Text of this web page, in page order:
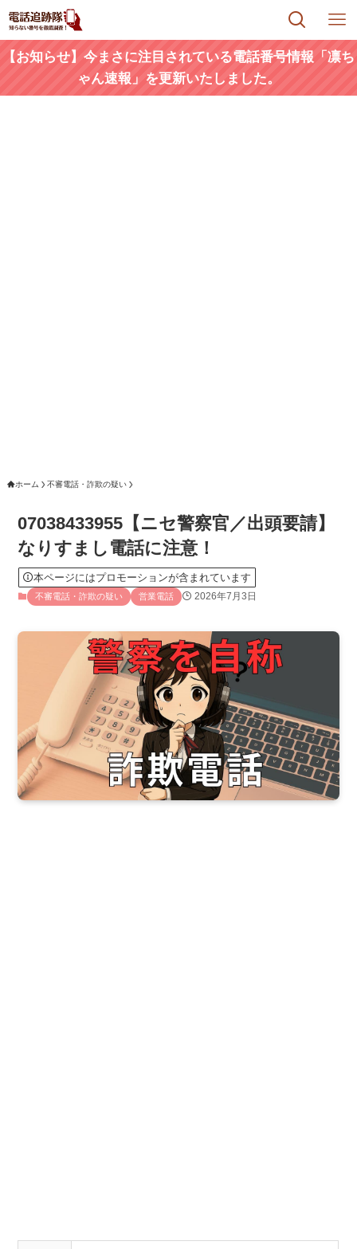
【お知らせ】今まさに注目されている電話番号情報「凛ち
ゃん速報」を更新いたしました。
ホーム 不審電話・詐欺の疑い
07038433955【ニセ警察官／出頭要請】
なりすまし電話に注意！
本ページにはプロモーションが含まれています
不審電話・詐欺の疑い 営業電話 2026年7月3日